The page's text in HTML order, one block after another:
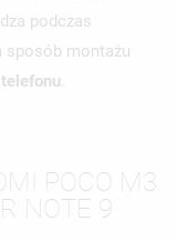
podczas
sposób montażu
telefonu
POCO M3
NOTE 9